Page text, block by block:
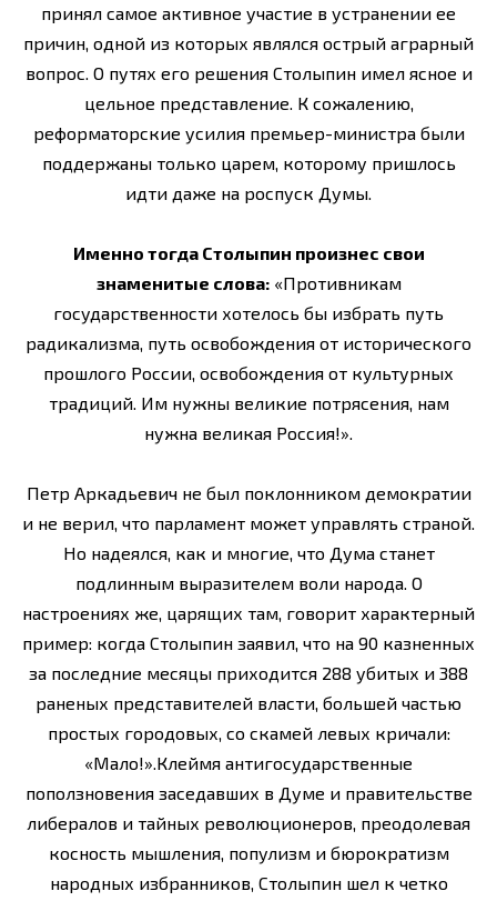
принял самое активное участие в устранении ее
причин, одной из которых являлся острый аграрный
вопрос. О путях его решения Столыпин имел ясное и
цельное представление. К сожалению,
реформаторские усилия премьер-министра были
поддержаны только царем, которому пришлось
идти даже на роспуск Думы.
Именно тогда Столыпин произнес свои
знаменитые слова:«Противникам
государственности хотелось бы избрать путь
радикализма, путь освобождения от исторического
прошлого России, освобождения от культурных
традиций. Им нужны великие потрясения, нам
нужна великая Россия!».
Петр Аркадьевич не был поклонником демократии
и не верил, что парламент может управлять страной.
Но надеялся, как и многие, что Дума станет
подлинным выразителем воли народа. О
настроениях же, царящих там, говорит характерный
пример: когда Столыпин заявил, что на 90 казненных
за последние месяцы приходится 288 убитых и 388
раненых представителей власти, большей частью
простых городовых, со скамей левых кричали:
«Мало!».Клеймя антигосударственные
поползновения заседавших в Думе и правительстве
либералов и тайных революционеров, преодолевая
косность мышления, популизм и бюрократизм
народных избранников, Столыпин шел к четко